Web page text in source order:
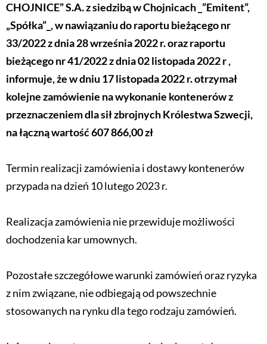
CHOJNICE” S.A. z siedzibą w Chojnicach _”Emitent”,
„Spółka”_, w nawiązaniu do raportu bieżącego nr
33/2022 z dnia 28 września 2022 r. oraz raportu
bieżącego nr 41/2022 z dnia 02 listopada 2022 r ,
informuje, że w dniu 17 listopada 2022 r. otrzymał
kolejne zamówienie na wykonanie kontenerów z
przeznaczeniem dla sił zbrojnych Królestwa Szwecji,
na łączną wartość 607 866,00 zł
Termin realizacji zamówienia i dostawy kontenerów
przypada na dzień 10 lutego 2023 r.
Realizacja zamówienia nie przewiduje możliwości
dochodzenia kar umownych.
Pozostałe szczegółowe warunki zamówień oraz ryzyka
z nim związane, nie odbiegają od powszechnie
stosowanych na rynku dla tego rodzaju zamówień.